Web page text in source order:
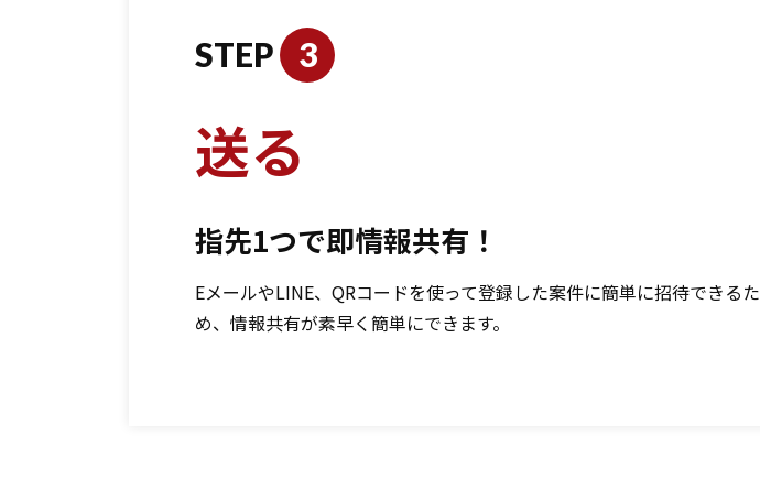
STEP 3
送る
指先1つで即情報共有！
EメールやLINE、QRコードを使って登録した案件に簡単に招待できるた
め、情報共有が素早く簡単にできます。